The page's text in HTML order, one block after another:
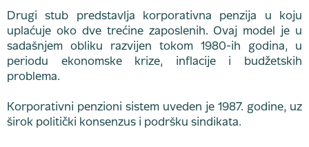
Drugi stub predstavlja korporativna penzija u koju
uplaćuje oko dve trećine zaposlenih. Ovaj model je u
sadašnjem obliku razvijen tokom 1980-ih godina, u
periodu ekonomske krize, inflacije i budžetskih
problema.
Korporativni penzioni sistem uveden je 1987. godine, uz
širok politički konsenzus i podršku sindikata.